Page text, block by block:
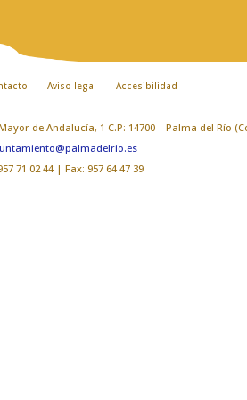
Aviso legal Accesibilidad
de Andalucía, 1 C.P: 14700 – Palma del Río
71 02 44 | Fax: 957 64 47 39